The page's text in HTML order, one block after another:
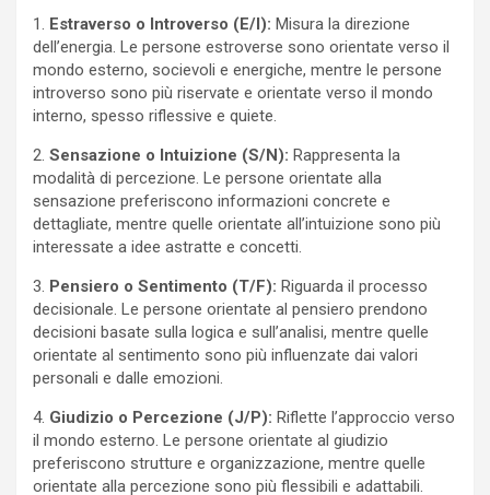
1. Estraverso o Introverso (E/I): Misura la direzione
dell’energia. Le persone estroverse sono orientate verso il
mondo esterno, socievoli e energiche, mentre le persone
introverso sono più riservate e orientate verso il mondo
interno, spesso riflessive e quiete.
2. Sensazione o Intuizione (S/N): Rappresenta la
modalità di percezione. Le persone orientate alla
sensazione preferiscono informazioni concrete e
dettagliate, mentre quelle orientate all’intuizione sono più
interessate a idee astratte e concetti.
3. Pensiero o Sentimento (T/F): Riguarda il processo
decisionale. Le persone orientate al pensiero prendono
decisioni basate sulla logica e sull’analisi, mentre quelle
orientate al sentimento sono più influenzate dai valori
personali e dalle emozioni.
4. Giudizio o Percezione (J/P): Riflette l’approccio verso
il mondo esterno. Le persone orientate al giudizio
preferiscono strutture e organizzazione, mentre quelle
orientate alla percezione sono più flessibili e adattabili.